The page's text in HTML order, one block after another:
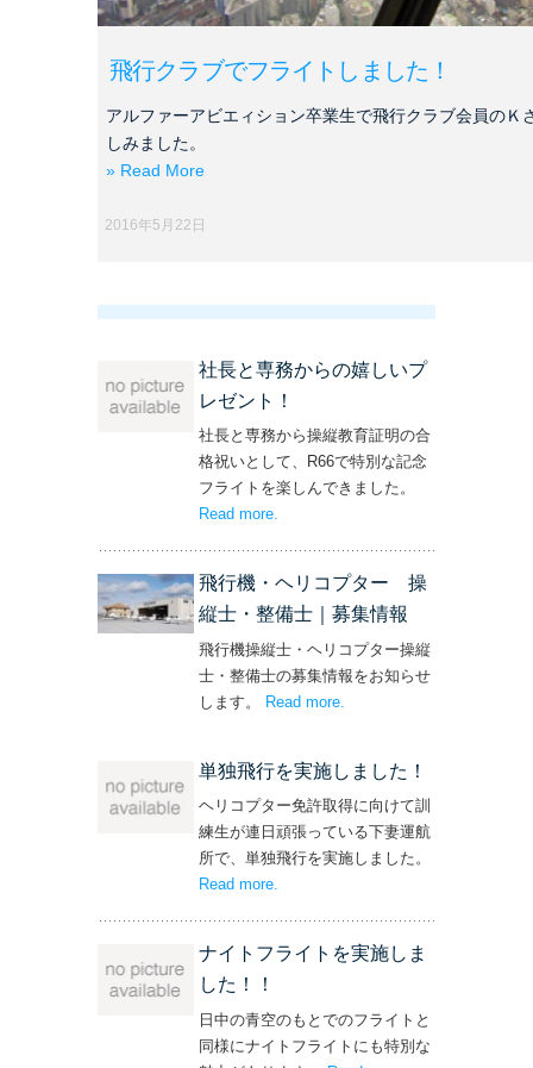
飛行クラブでフライトしました！
アルファーアビエィション卒業生で飛行クラブ会員のＫ
しみました。
» Read More
2016年5月22日
社長と専務からの嬉しいプ
レゼント！
社長と専務から操縦教育証明の合
格祝いとして、R66で特別な記念
フライトを楽しんできました。
Read more– ‘社長と専務からの嬉しいプレゼン
.
飛行機・ヘリコプター 操
縦士・整備士｜募集情報
飛行機操縦士・ヘリコプター操縦
士・整備士の募集情報をお知らせ
します。 Read more
単独飛行を実施しました！
ヘリコプター免許取得に向けて訓
練生が連日頑張っている下妻運航
所で、単独飛行を実施しました。
Read more– ‘単独飛行を実施しました！’
.
ナイトフライトを実施しま
した！！
日中の青空のもとでのフライトと
同様にナイトフライトにも特別な